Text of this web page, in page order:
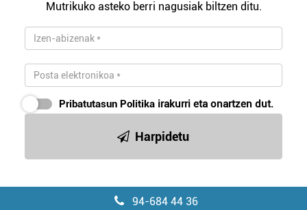
irakurriMutrikuko asteko berri nagusiak biltzen ditu.
Pribatutasun Politika irakurri eta onartzen dut.
Harpidetu
94-684 44 36